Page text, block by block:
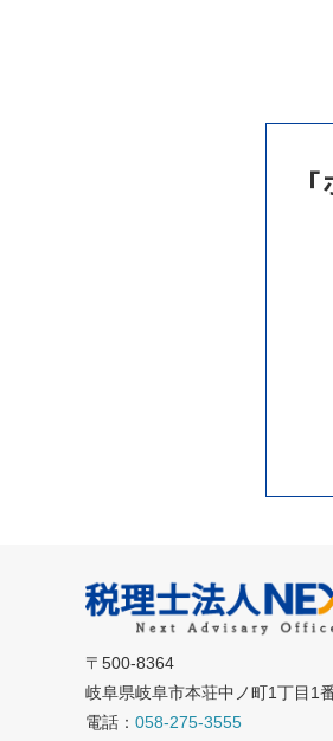
〒500-8364
岐阜県岐阜市本荘中ノ町1丁目1
電話： 058-275-3555